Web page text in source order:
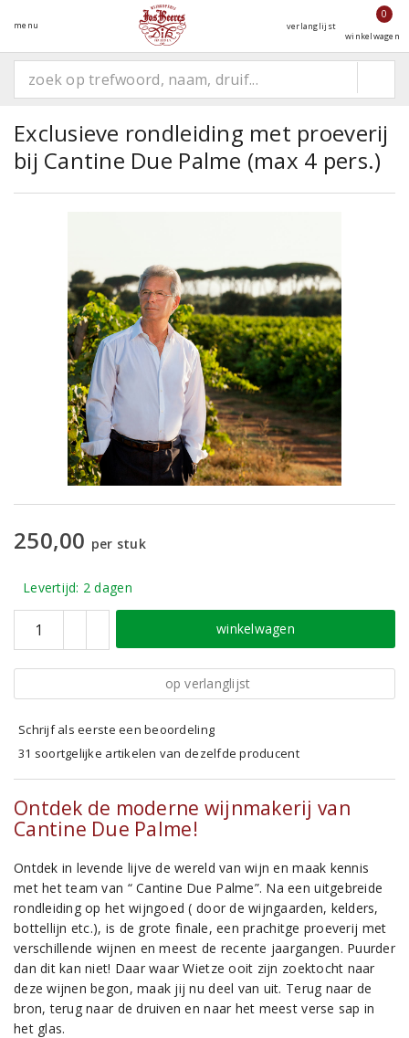
menu verlanglijst
0
winkelwagen
Exclusieve rondleiding met proeverij
bij Cantine Due Palme (max 4 pers.)
250,00 per stuk
Levertijd: 2 dagen
winkelwagen
op verlanglijst
Schrijf als eerste een beoordeling
31 soortgelijke artikelen van dezelfde producent
Ontdek de moderne wijnmakerij van
Cantine Due Palme!
Ontdek in levende lijve de wereld van wijn en maak kennis
met het team van “ Cantine Due Palme”. Na een uitgebreide
rondleiding op het wijngoed ( door de wijngaarden, kelders,
bottellijn etc.), is de grote finale, een prachitge proeverij met
verschillende wijnen en meest de recente jaargangen. Puurder
dan dit kan niet! Daar waar Wietze ooit zijn zoektocht naar
deze wijnen begon, maak jij nu deel van uit. Terug naar de
bron, terug naar de druiven en naar het meest verse sap in
het glas.